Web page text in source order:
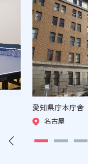
愛知県庁本庁舎
名古屋